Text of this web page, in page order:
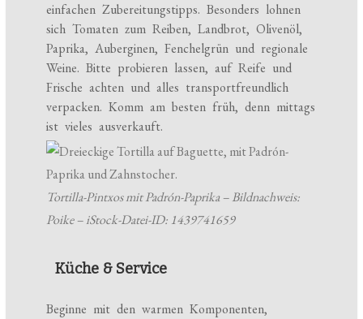
einfachen Zubereitungstipps. Besonders lohnen
sich Tomaten zum Reiben, Landbrot, Olivenöl,
Paprika, Auberginen, Fenchelgrün und regionale
Weine. Bitte probieren lassen, auf Reife und
Frische achten und alles transportfreundlich
verpacken. Komm am besten früh, denn mittags
ist vieles ausverkauft.
Tortilla-Pintxos mit Padrón-Paprika – Bildnachweis:
Poike – iStock-Datei-ID: 1439741659
Küche & Service
Beginne mit den warmen Komponenten,